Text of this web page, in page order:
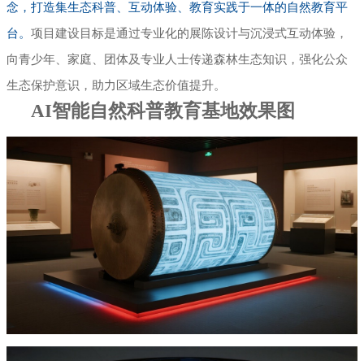
特效屏幕
念，打造集生态科普、互动体验、教育实践于一体的自然教育平
台。 项目建设目标是通过专业化的展陈设计与沉浸式互动体验，
向青少年、家庭、团体及专业人士传递森林生态知识，强化公众
生态保护意识，助力区域生态价值提升。
AI智能自然科普教育基地效果图